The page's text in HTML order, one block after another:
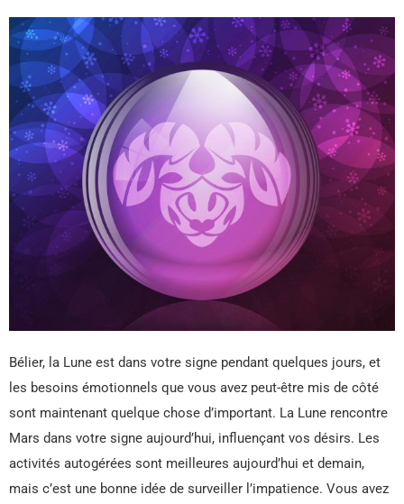
Bélier, la Lune est dans votre signe pendant quelques jours, et
les besoins émotionnels que vous avez peut-être mis de côté
sont maintenant quelque chose d’important. La Lune rencontre
Mars dans votre signe aujourd’hui, influençant vos désirs. Les
activités autogérées sont meilleures aujourd’hui et demain,
mais c’est une bonne idée de surveiller l’impatience. Vous avez